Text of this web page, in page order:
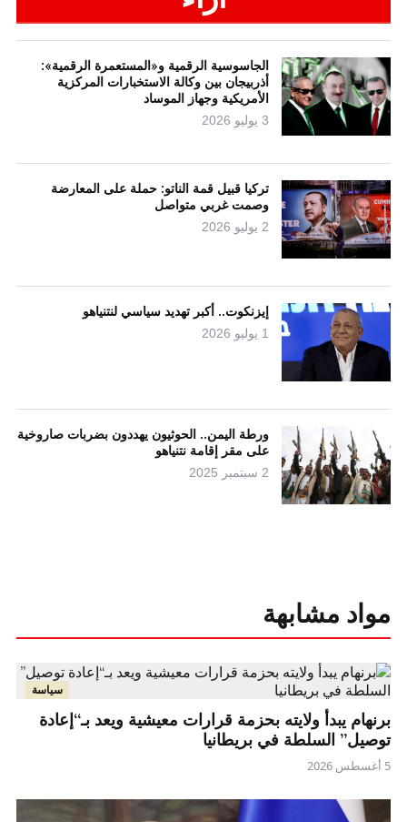
الجاسوسية الرقمية و«المستعمرة الرقمية»:
أذربيجان بين وكالة الاستخبارات المركزية
الأمريكية وجهاز الموساد
3 يوليو 2026
تركيا قبيل قمة الناتو: حملة على المعارضة
وصمت غربي متواصل
2 يوليو 2026
إيزنكوت.. أكبر تهديد سياسي لنتنياهو
1 يوليو 2026
ورطة اليمن.. الحوثيون يهددون بضربات صاروخية
على مقر إقامة نتنياهو
2 سبتمبر 2025
مواد مشابهة
سياسة
برنهام يبدأ ولايته بحزمة قرارات معيشية ويعد بـ“إعادة
توصيل” السلطة في بريطانيا
5 أغسطس 2026